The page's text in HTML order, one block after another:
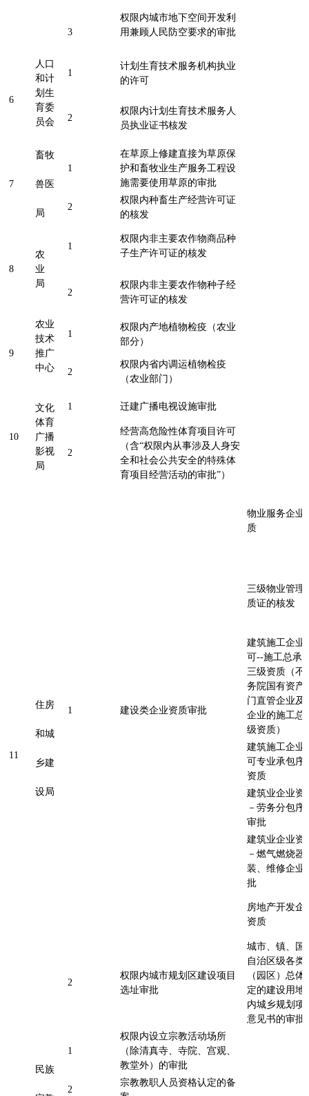
3
权限内城市地下空间开发利
用兼顾人民防空要求的审批
6
人口
和计
划生
育委
员会
1
计划生育技术服务机构执业
的许可
2
权限内计划生育技术服务人
员执业证书核发
7
畜牧
兽医
局
1
在草原上修建直接为草原保
护和畜牧业生产服务工程设
施需要使用草原的审批
2
权限内种畜生产经营许可证
的核发
8
农
业
局
1
权限内非主要农作物商品种
子生产许可证的核发
2
权限内非主要农作物种子经
营许可证的核发
9
农业
技术
推广
中心
1
权限内产地植物检疫（农业
部分）
2
权限内省内调运植物检疫
（农业部门）
10
文化
体育
广播
影视
局
1 迁建广播电视设施审批
2
经营高危险性体育项目许可
（含“权限内从事涉及人身安
全和社会公共安全的特殊体
育项目经营活动的审批”）
11
住房
和城
乡建
设局
1 建设类企业资质审批
物业服务企业
质
三级物业管理
质证的核发
建筑施工企业
可--施工总承
三级资质（不
务院国有资产
门直管企业及
企业的施工总
级资质）
建筑施工企业
可专业承包序
资质
建筑业企业资
－劳务分包序
审批
建筑业企业资
－燃气燃烧器
装、维修企业
批
房地产开发企
资质
2
权限内城市规划区建设项目
选址审批
城市、镇、国
自治区级各类
（园区）总体
定的建设用地
内城乡规划项
意见书的审
民族
1
权限内设立宗教活动场所
（除清真寺、寺院、宫观、
教堂外）的审批
2
宗教教职人员资格认定的备